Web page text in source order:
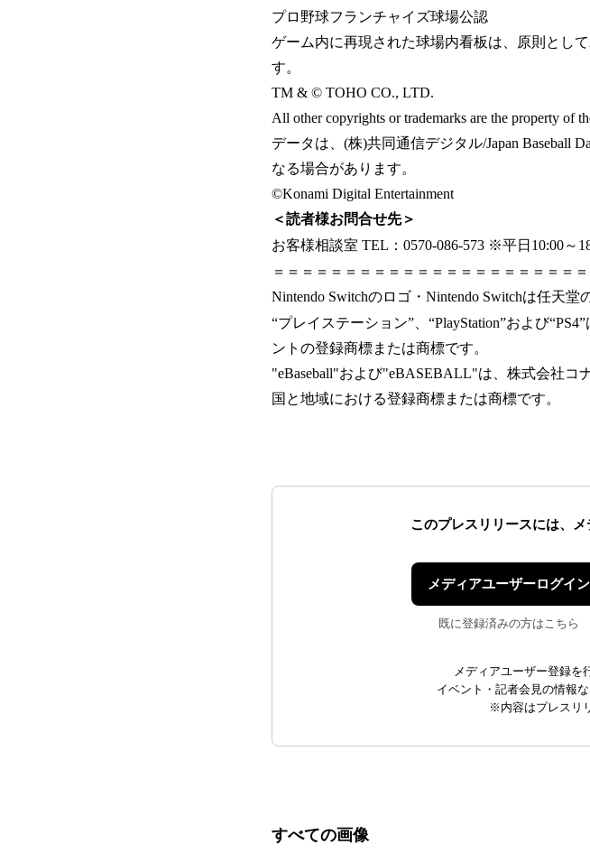
プロ野球フランチャイズ球場公認
ゲーム内に再現された球場内看板は、原則とし
す。
TM & © TOHO CO., LTD.
All other copyrights or trademarks are the property of
データは、(株)共同通信デジタル/Japan Baseball
なる場合があります。
©Konami Digital Entertainment
＜読者様お問合せ先＞
お客様相談室 TEL：0570-086-573 ※平日10:00～
＝＝＝＝＝＝＝＝＝＝＝＝＝＝＝＝＝＝＝＝＝
Nintendo Switchのロゴ・Nintendo Switchは任天堂
“プレイステーション”、“PlayStation”および
ントの登録商標または商標です。
"eBaseball"および"eBASEBALL"は、株式会社
国と地域における登録商標または商標です。
このプレスリリースには、
メディアユーザーログイン
既に登録済みの方はこちら
メディアユーザー登録を
イベント・記者会見の情報
※内容はプレスリ
すべての画像